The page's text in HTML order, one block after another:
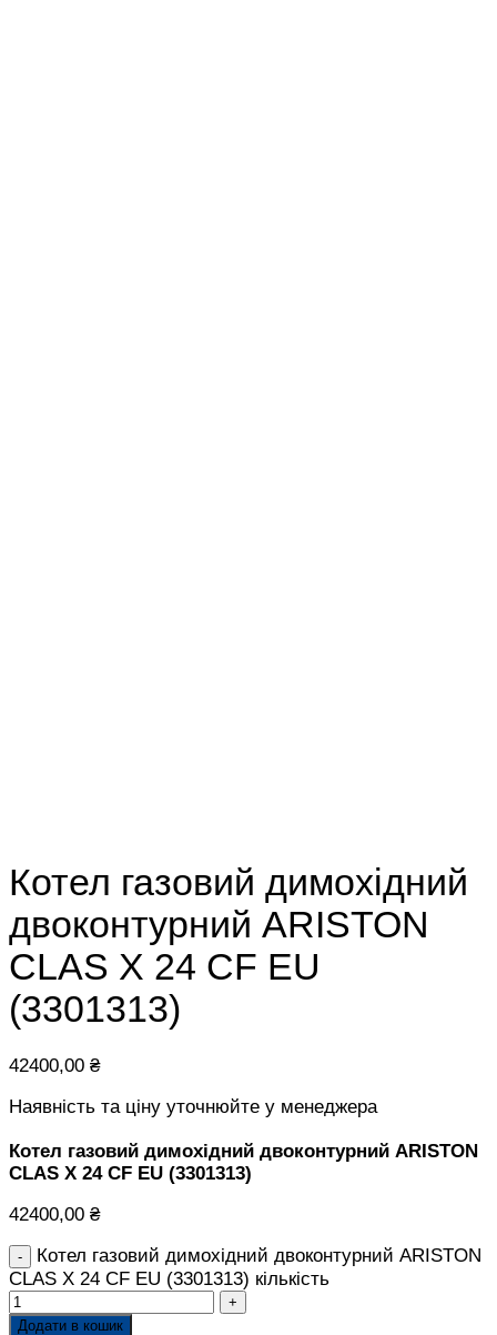
Котел газовий димохідний
двоконтурний ARISTON
CLAS X 24 CF EU
(3301313)
42400,00 ₴
Наявність та ціну уточнюйте у менеджера
Котел газовий димохідний двоконтурний ARISTON
CLAS X 24 CF EU (3301313)
42400,00 ₴
Котел газовий димохідний двоконтурний ARISTON
CLAS X 24 CF EU (3301313) кількість
Додати в кошик